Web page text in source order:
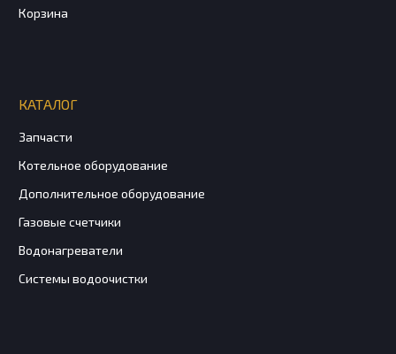
Корзина
КАТАЛОГ
Запчасти
Котельное оборудование
Дополнительное оборудование
Газовые счетчики
Водонагреватели
Системы водоочистки